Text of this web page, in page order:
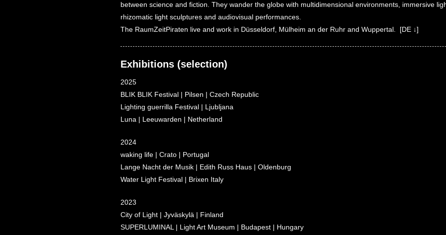
between science and fiction. They wander the globe with multidimensional environments, immersive
rhizomatic light sculptures and audiovisual performances.
The RaumZeitPiraten live and work in Düsseldorf, Mülheim an der Ruhr and Wuppertal. [DE ↓]
Exhibitions (selection)
2025
BLIK BLIK Festival | Pilsen | Czech Republic
Lighting guerrilla Festival | Ljubljana
Luna | Leeuwarden | Netherland
2024
waking life | Crato | Portugal
Lange Nacht der Musik | Edith Russ Haus | Oldenburg
Water Light Festival | Brixen Italy
2023
City of Light | Jyväskylä | Finland
SUPERLUMINAL | Light Art Museum | Budapest | Hungary